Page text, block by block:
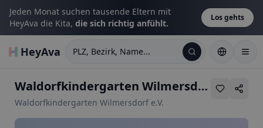
Jeden Monat suchen tausende Eltern mit
HeyAva die Kita, die sich richtig anfühlt.
Los gehts
HeyAva PLZ, Bezirk, Name...
Waldorfkindergarten Wilmersdorf e.V. •
Waldorfkindergarten Wilmersdorf e.V.